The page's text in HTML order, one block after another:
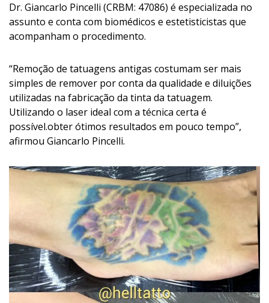
Dr. Giancarlo Pincelli (CRBM: 47086) é especializada no
assunto e conta com biomédicos e estetisticistas que
acompanham o procedimento.
“Remoção de tatuagens antigas costumam ser mais
simples de remover por conta da qualidade e diluições
utilizadas na fabricação da tinta da tatuagem.
Utilizando o laser ideal com a técnica certa é
possível.obter ótimos resultados em pouco tempo”,
afirmou Giancarlo Pincelli.